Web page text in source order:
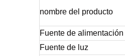
nombre del producto
Fuente de alimentación
Fuente de luz